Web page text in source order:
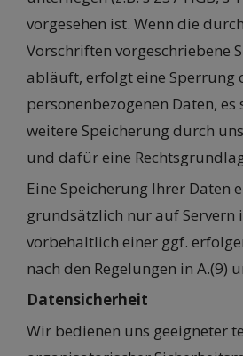
vorgesehen ist. Wenn die
Vorschriften vorgeschriebene
abläuft, erfolgt eine Sperrung
personenbezogenen Daten, es
weitere Speicherung durch
und dafür eine
Eine Speicherung Ihrer Daten
grundsätzlich nur auf Servern
vorbehaltlich einer ggf.
nach den Regelungen in A.(9)
Datensicherheit
Wir bedienen uns geeigneter